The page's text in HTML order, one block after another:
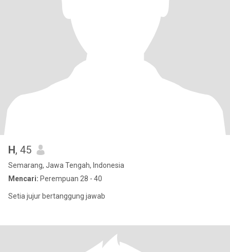
H, 45
Semarang, Jawa Tengah, Indonesia
Mencari: Perempuan 28 - 40
Setia jujur bertanggung jawab